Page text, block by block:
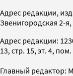
Адрес редакции,
Звенигородская 2-я,
Адрес редакции:
13, стр. 15, эт. 4, пом.
Главный редактор: